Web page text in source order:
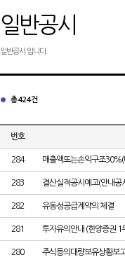
일반공시
일반공시 입니다.
총 424건
번호
284 매출액또는손익구조
283 결산실적공시예고(안내공
282 유동성공급계약의 체결
281 투자유의안내 (한양증권 1
280 주식등의대량보유상황보